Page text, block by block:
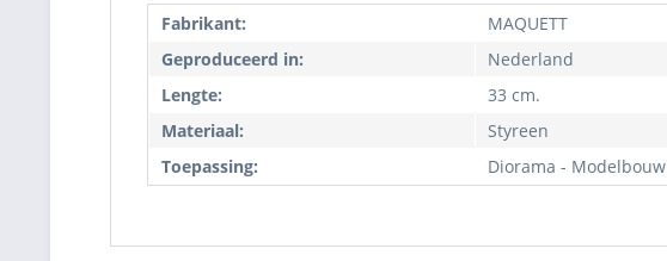
Fabrikant:
MAQUETT
Geproduceerd in:
Nederland
Lengte:
33 cm.
Materiaal:
Styreen
Toepassing:
Diorama - Modelbouw